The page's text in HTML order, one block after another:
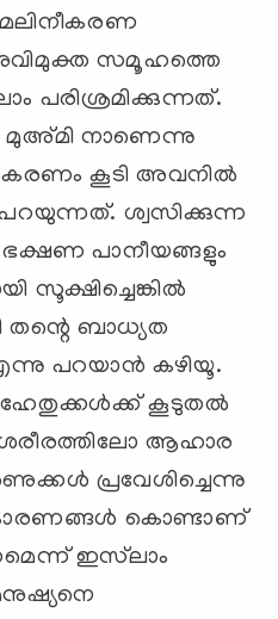
മലിനീകരണ
സമൂഹത്തെ
പരിശ്രമിക്കുന്നത്.
നാണെന്നു
കൂടി അവനില്‍
ശ്വസിക്കുന്ന
പാനീയങ്ങളും
സൂക്ഷിച്ചെങ്കില്‍
തന്റെ ബാധ്യത
പറയാന്‍ കഴിയൂ.
കൂടുതല്‍
ആഹാര
പ്രവേശിച്ചെന്നു
കൊണ്ടാണ്
ഇസ്‌ലാം